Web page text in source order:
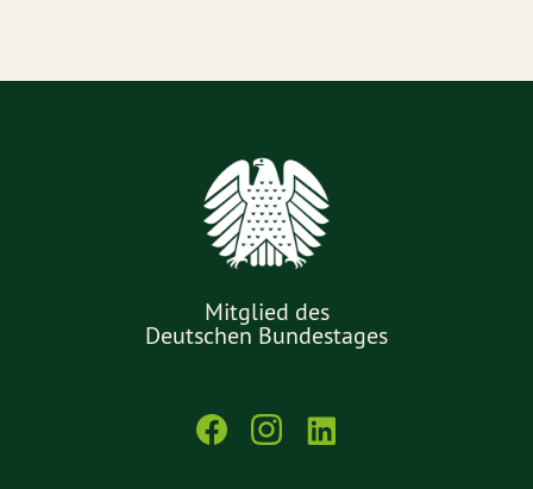
Mitglied des
Deutschen Bundestages